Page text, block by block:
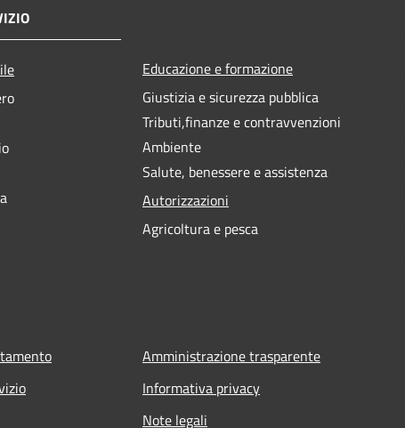
Educazione e formazione
Giustizia e sicurezza pubblica
Tributi,finanze e contravvenzioni
Ambiente
Salute, benessere e assistenza
Autorizzazioni
Agricoltura e pesca
Amministrazione trasparente
Informativa privacy
Note legali